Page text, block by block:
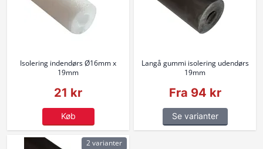
Isolering indendørs Ø16mm x
19mm
21 kr
Køb
Langå gummi isolering udendørs
19mm
Fra 94 kr
Se varianter
2 varianter